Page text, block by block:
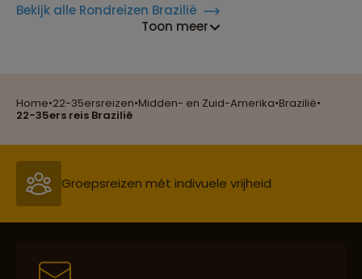
Home•22-35ersreizen•Midden- en Zuid-Amerika•Brazilië•
22-35ers reis Brazilië
Bekijk alle Rondreizen Brazilië
Toon meer
Reizen met oog voor mens, cultuur en milieu
Groepsreizen mét indivuele vrijheid
Reiszekerheid met Sawadee
Persoonlijk en deskundig reisadvies